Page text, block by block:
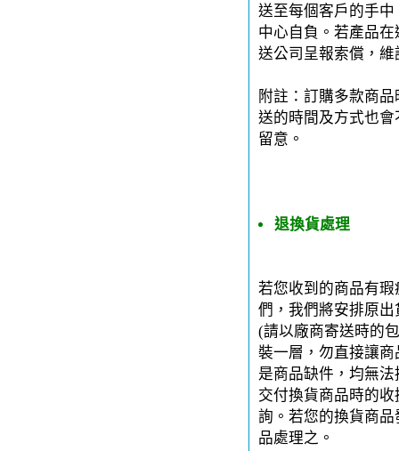
送至每個客戶的手中
中心自負。若產品
送公司呈報索償，
附註：訂購多款商
送的時間及方式也
留意。
退換貨處理
若您收到的商品有
們，我們將安排原
(請以廠商寄送時的
裝一層，勿直接讓
是商品缺件，均無
交付換貨商品時的
詢。若您的換貨商
品處理之。